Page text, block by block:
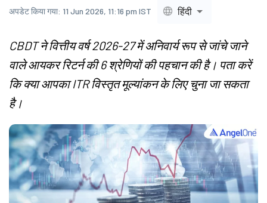
अपडेट किया गया: 11 Jun 2026, 11:16 pm IST हिंदी
CBDT ने वित्तीय वर्ष 2026-27 में अनिवार्य रूप से जांचे जाने
वाले आयकर रिटर्न की 6 श्रेणियों की पहचान की है। पता करें
कि क्या आपका ITR विस्तृत मूल्यांकन के लिए चुना जा सकता
है।